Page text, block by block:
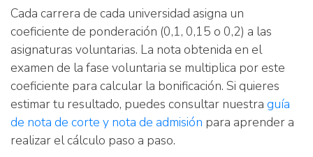
Cada carrera de cada universidad asigna un
coeficiente de ponderación (0,1, 0,15 o 0,2) a las
asignaturas voluntarias. La nota obtenida en el
examen de la fase voluntaria se multiplica por este
coeficiente para calcular la bonificación. Si quieres
estimar tu resultado, puedes consultar nuestra guía
de nota de corte y nota de admisión para aprender a
realizar el cálculo paso a paso.